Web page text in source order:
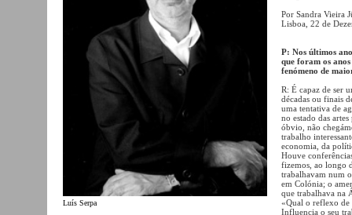
Luís Serpa
Por Sandra Vieira
Lisboa, 22 de
P: Nos últimos
que foram os
fenómeno de
R: É capaz de ser
décadas ou finais
uma tentativa de
no estado das
óbvio, não
trabalho
economia, da
Houve
fizemos, ao longo
trabalhavam num
em Colónia; o
que trabalhava na
«Qual o reflexo de
Influencia o seu